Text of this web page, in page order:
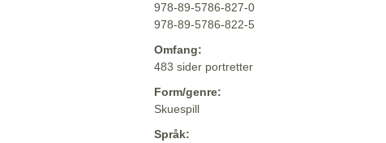
978-89-5786-827-0
978-89-5786-822-5
Omfang:
483 sider portretter
Form/genre:
Skuespill
Språk: